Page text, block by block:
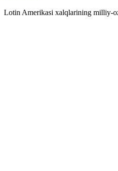
Lotin Amerikasi xalqlarining milliy-